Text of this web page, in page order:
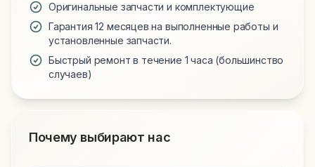
Оригинальные запчасти и комплектующие
Гарантия 12 месяцев на выполненные работы и
установленные запчасти.
Быстрый ремонт в течение 1 часа (большинство
случаев)
Почему выбирают нас